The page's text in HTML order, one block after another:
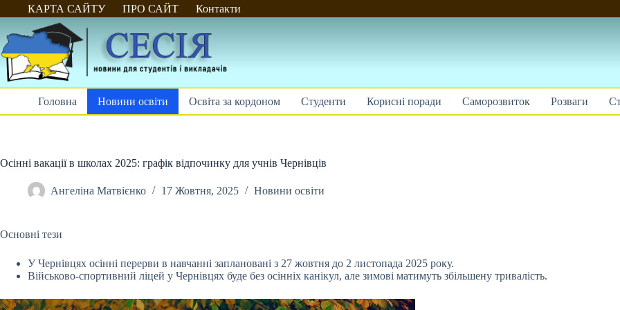
Перейти
до
КАРТА САЙТУ ПРО САЙТ Контакти
Головна Новини освіти Освіта за кордоном Студенти Корисні поради Саморозвиток Розваги
Осінні вакації в школах 2025: графік відпочинку для учнів Чернівців
Ангеліна Матвієнко 17 Жовтня, 2025 Новини освіти
Основні тези
У Чернівцях осінні перерви в навчанні заплановані з 27 жовтня до 2 листопада 2025 року.
Військово-спортивний ліцей у Чернівцях буде без осінніх канікул, але зимові матимуть збільшену тривалість.